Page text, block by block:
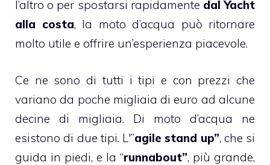
l’altro o per spostarsi rapidamente dal Yacht
alla costa, la moto d’acqua può ritornare
molto utile e offrire un’esperienza piacevole.
Ce ne sono di tutti i tipi e con prezzi che
variano da poche migliaia di euro ad alcune
decine di migliaia. Di moto d’acqua ne
esistono di due tipi. L'”agile stand up”, che si
guida in piedi, e la “runnabout”, più grande,